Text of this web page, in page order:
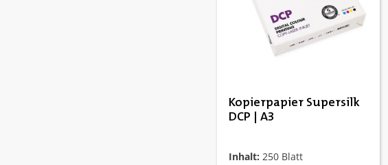
Kopierpapier Supersilk
DCP | A3
Inhalt: 250 Blatt